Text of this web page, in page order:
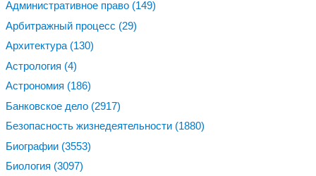
Административное право (149)
Арбитражный процесс (29)
Архитектура (130)
Астрология (4)
Астрономия (186)
Банковское дело (2917)
Безопасность жизнедеятельности (1880)
Биографии (3553)
Биология (3097)